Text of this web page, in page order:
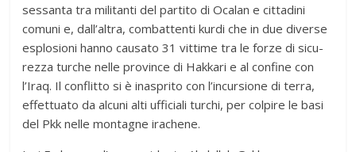
ses­santa tra mili­tanti del par­tito di Oca­lan e cit­ta­dini
comuni e, dall’altra, com­bat­tenti kurdi che in due diverse
esplo­sioni hanno cau­sato 31 vit­time tra le forze di sicu­
rezza tur­che nelle pro­vince di Hak­kari e al con­fine con
l’Iraq. Il con­flitto si è ina­sprito con l’incursione di terra,
effet­tuato da alcuni alti uffi­ciali tur­chi, per col­pire le basi
del Pkk nelle mon­ta­gne irachene.